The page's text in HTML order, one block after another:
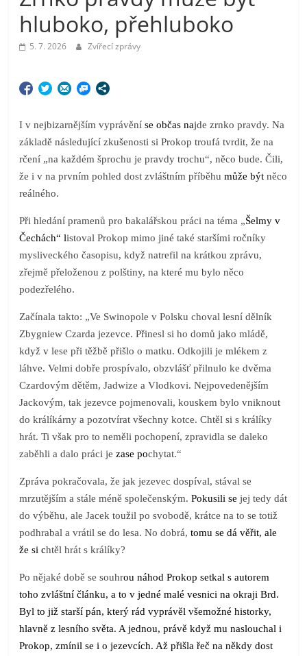
hluboko, přehluboko
5. 7. 2026 Zvířecí zprávy
I v nejbizarnějším vyprávěníse občas najde zrnko pravdy. Na
základě následující zkušenosti si Prokop troufá tvrdit, že na
rčení „na každém šprochu je pravdy trochu“, něco bude. Čili,
že i v na prvním pohled dost zvláštním příběhu může býtněco
reálného.
Při hledání pramenů pro bakalářskou práci na téma „Šelmy v
Čechách“ listoval Prokop mimo jiné také staršími ročníky
mysliveckého časopisu, když natrefil na krátkou zprávu,
zřejmě přeloženou z polštiny, na které mu bylo něco
podezřelého.
Začínala takto: „Ve Swinopole v Polsku choval lesní dělník
Zbygniew Czarda jezevce. Přinesl si ho domů jako mládě,
když v lese při těžbě přišlo o matku. Odkojili je mlékem z
láhve. Velmi dobře prospívalo, obzvlášť přilnulo ke dvěma
Czardovým dětěm, Jadwize a Vlodkovi. Nejpovedenějším
Jackovým, tak jezevce pojmenovali, kouskem bylo vniknout
do králíkárny a pozotvírat všechny kotce. Chtěl si s králíky
hrát. Ti však pro to neměli pochopení, zpravidla se daleko
zaběhli a dalo práci je zase pochytat.“
Zpráva pokračovala, že jak jezevec dospíval, stával se
mrzutějším a stále méně společenským.Pokusili sejej tedy dát
do výběhu, ale Jacek toužil po svobodě, krátce na to se totiž
podhrabal a vrátil se do lesa. No dobrá,tomu se dá věřit, ale
že si chtěl hrát s králíky?
Po nějaké době se souhrou náhod Prokop setkal s autorem
toho zvláštní článku, a to v jedné malé vesnici na okraji Brd.
Byl to již starší pán, který rád vyprávěl všemožné historky,
hlavně z lesního světa. A jednou, právě když mu naslouchal i
Prokop, zmínil se i o jezevcích. Až přišla řeč na někdy dost